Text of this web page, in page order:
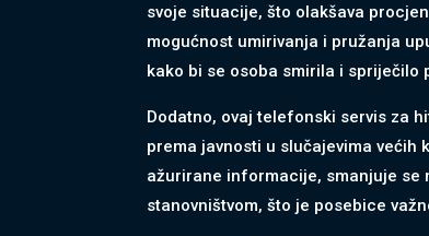
svoje situacije, što olakšava
mogućnost umirivanja i pružanja
kako bi se osoba smirila i spriječilo
Dodatno, ovaj telefonski servis za
prema javnosti u slučajevima
ažurirane informacije, smanjuje se
stanovništvom, što je posebice